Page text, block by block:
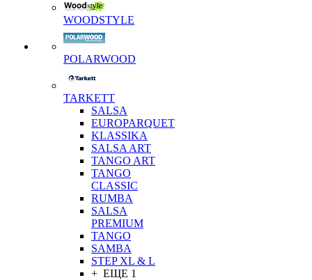
WOODSTYLE
POLARWOOD
TARKETT
SALSA
EUROPARQUET
KLASSIKA
SALSA ART
TANGO ART
TANGO
CLASSIC
RUMBA
SALSA
PREMIUM
TANGO
SAMBA
STEP XL & L
+ ЕЩЕ 1